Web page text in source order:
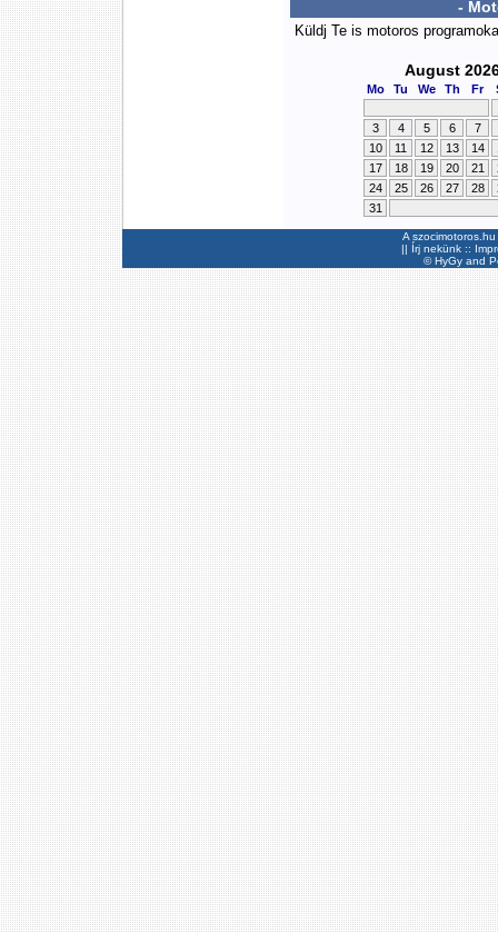
-
Küldj Te is motoros
August
Mo Tu We Th Fr
3 4 5 6
7
10
11 12 13 14
17
18 19 20 21
24
25 26 27 28
31
A
|| Írj nekünk ::
©HyGyand